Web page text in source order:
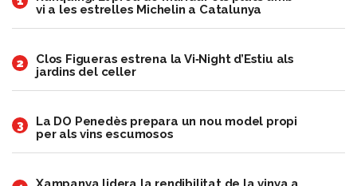
vi a les estrelles Michelin a Catalunya
2
Clos Figueras estrena la Vi‑Night d’Estiu als
jardins del celler
3
​La DO Penedès prepara un nou model propi
per als vins escumosos